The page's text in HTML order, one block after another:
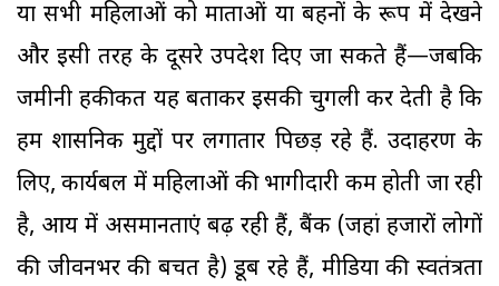
या सभी महिलाओं को माताओं या बहनों के रूप में देखने
और इसी तरह के दूसरे उपदेश दिए जा सकते हैं—जबकि
जमीनी हकीकत यह बताकर इसकी चुगली कर देती है कि
हम प्रशासनिक मुद्दों पर लगातार पिछड़ रहे हैं. उदाहरण के
लिए, कार्यबल में महिलाओं की भागीदारी कम होती जा रही
है, आय में असमानताएं बढ़ रही हैं, बैंक (जहां हजारों लोगों
की जीवनभर की बचत है) डूब रहे हैं, मीडिया की स्वतंत्रता